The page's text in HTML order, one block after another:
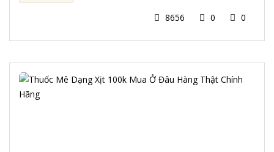
8656 0 0